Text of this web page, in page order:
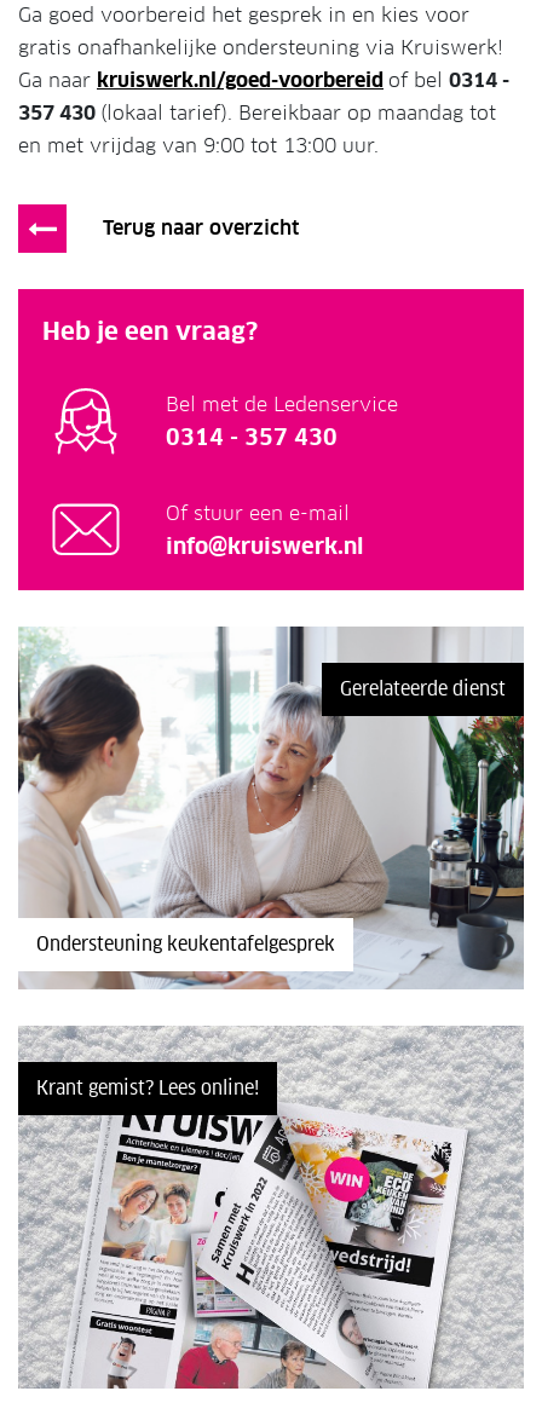
Ga goed voorbereid het gesprek in en kies voor
gratis onafhankelijke ondersteuning via Kruiswerk!
Ga naar kruiswerk.nl/goed-voorbereid of bel 0314 -
357 430 (lokaal tarief). Bereikbaar op maandag tot
en met vrijdag van 9:00 tot 13:00 uur.
Terug naar overzicht
Heb je een vraag?
Bel met de Ledenservice
0314 - 357 430
Of stuur een e-mail
info@kruiswerk.nl
Gerelateerde dienst
Ondersteuning keukentafelgesprek
Krant gemist? Lees online!